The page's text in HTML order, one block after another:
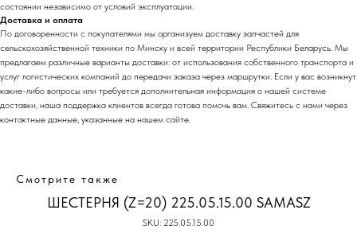
состоянии независимо от условий эксплуатации.
Доставка и оплата
По договоренности с покупателями мы организуем доставку запчастей для
сельскохозяйственной техники по Минску и всей территории Республики Беларусь. Мы
предлагаем различные варианты доставки: от использования собственного транспорта и
услуг логистических компаний до передачи заказа через маршрутки. Если у вас возникнут
какие-либо вопросы или требуется дополнительная информация о нашей системе
доставки, наша поддержка клиентов всегда готова помочь вам. Свяжитесь с нами через
контактные данные, указанные на нашем сайте.
Смотрите также
ШЕСТЕРНЯ (Z=20) 225.05.15.00 SAMASZ
SKU: 225.05.15.00